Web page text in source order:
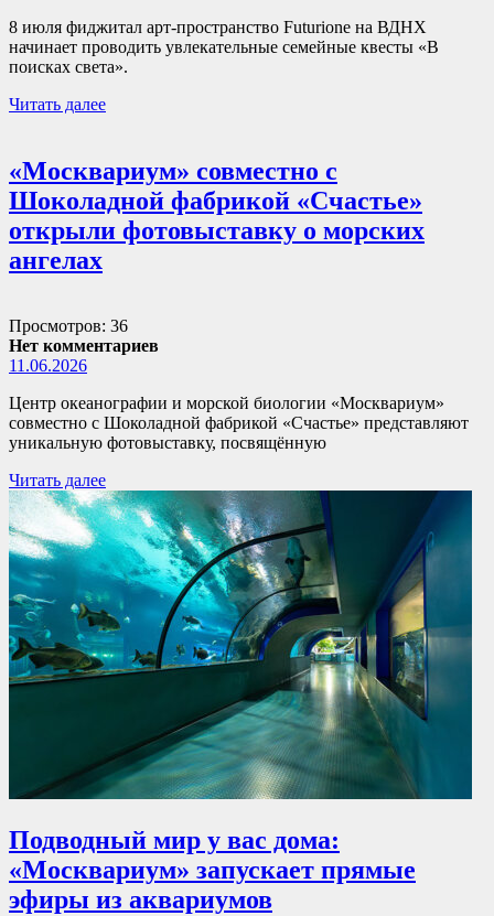
8 июля фиджитал арт-пространство Futurione на ВДНХ
начинает проводить увлекательные семейные квесты «В
поисках света».
Читать далее
«Москвариум» совместно с
Шоколадной фабрикой «Счастье»
открыли фотовыставку о морских
ангелах
Просмотров: 36
Нет комментариев
11.06.2026
Центр океанографии и морской биологии «Москвариум»
совместно с Шоколадной фабрикой «Счастье» представляют
уникальную фотовыставку, посвящённую
Читать далее
Подводный мир у вас дома:
«Москвариум» запускает прямые
эфиры из аквариумов